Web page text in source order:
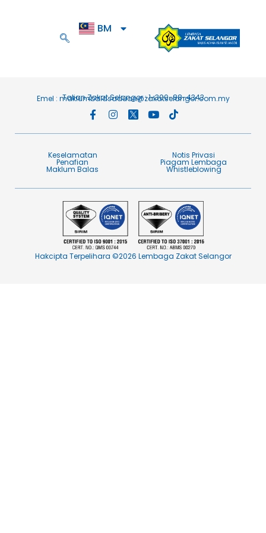
BM
EN
Talian Zakat Selangor : 1-300-88-4343
Emel : maklumbalasaduan@zakatselangor.com.my
Keselamatan Notis Privasi
Penafian​ Piagam Lembaga​
Maklum Balas​ Whistleblowing
Hakcipta Terpelihara ©2026 Lembaga Zakat Selangor